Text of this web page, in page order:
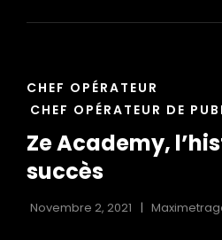
–
CAT
LINKS
CHEF OPÉRATEUR
CHEF OPÉRATEUR DE
Ze Academy,
succès
Novembre 2, 2021